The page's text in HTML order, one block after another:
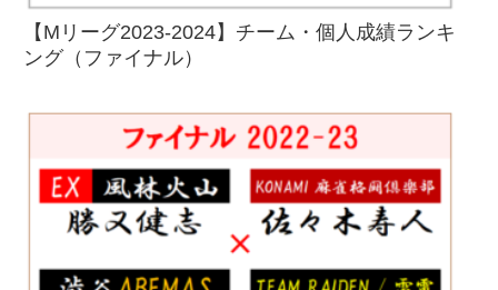
【Mリーグ2023-2024】チーム・個人成績ランキ
ング（ファイナル）